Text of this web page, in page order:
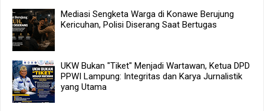
Mediasi Sengketa Warga di Konawe Berujung
Kericuhan, Polisi Diserang Saat Bertugas
UKW Bukan "Tiket" Menjadi Wartawan, Ketua DPD
PPWI Lampung: Integritas dan Karya Jurnalistik
yang Utama